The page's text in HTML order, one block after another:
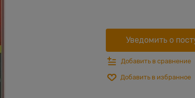
Уведомить о
Добавить в сравнение
Добавить в избранное